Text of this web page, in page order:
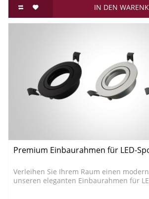
IN DEN
Premium Einbaurahmen für LED-
Verleihen Sie Ihrem Raum einen
unseren eleganten Einbaurahmen für